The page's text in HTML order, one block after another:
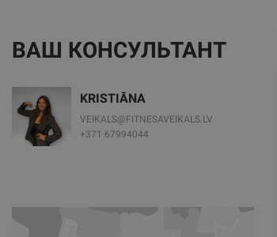
ВАШ КОНСУЛЬТАНТ
KRISTIĀNA
VEIKALS@FITNESAVEIKALS.LV
+371 67994044